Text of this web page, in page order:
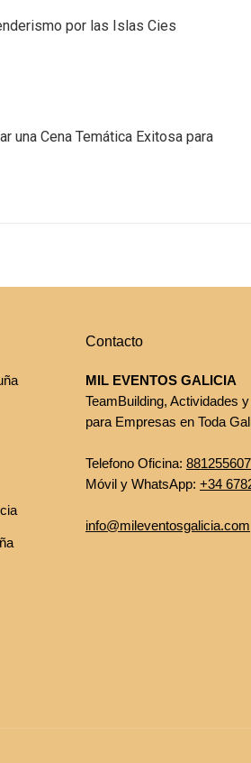
por las Islas Cies
una Cena Temática Exitosa para
Contacto
MIL EVENTOS GALICIA
TeamBuilding, Actividades
para Empresas en Toda
Telefono Oficina: 881255607
Móvil y WhatsApp: +34
info@mileventosgalicia.com